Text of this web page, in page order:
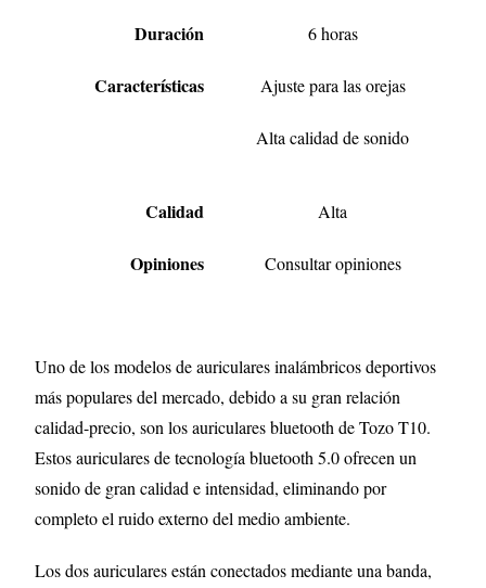
Duración 6 horas
Características Ajuste para las orejas
Alta calidad de sonido
Calidad Alta
Opiniones Consultar opiniones
Uno de los modelos de auriculares inalámbricos deportivos
más populares del mercado, debido a su gran relación
calidad-precio, son los auriculares bluetooth de Tozo T10.
Estos auriculares de tecnología bluetooth 5.0 ofrecen un
sonido de gran calidad e intensidad, eliminando por
completo el ruido externo del medio ambiente.
Los dos auriculares están conectados mediante una banda,